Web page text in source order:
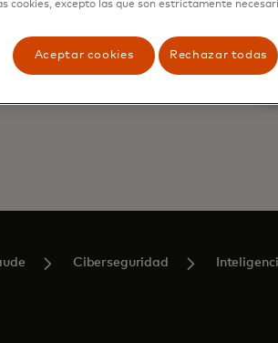
Ciberseguridad
cookies, excepto las que son estrictamente
Aceptar cookies Rechazar todas